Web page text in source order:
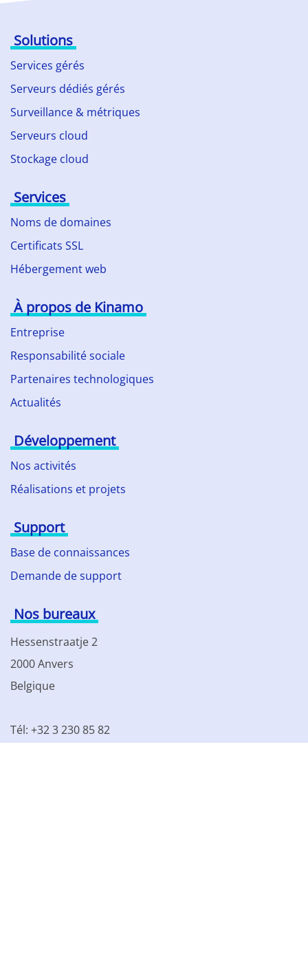
Solutions
Services gérés
Serveurs dédiés gérés
Surveillance & métriques
Serveurs cloud
Stockage cloud
Services
Noms de domaines
Certificats SSL
Hébergement web
À propos de Kinamo
Entreprise
Responsabilité sociale
Partenaires technologiques
Actualités
Développement
Nos activités
Réalisations et projets
Support
Base de connaissances
Demande de support
Nos bureaux
Hessenstraatje 2
2000 Anvers
Belgique
Tél: +32 3 230 85 82